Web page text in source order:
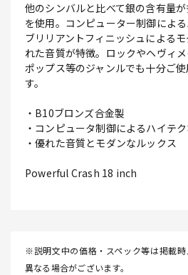
他のシンバルと比べて銀の含有量
を使用。コンピューター制御による
ブリリアントフィニッシュによる
れた音質が特徴。ロックやヘヴィメ
ポップス等のジャンルでも十分ご
す。
・B10ブロンズ合金製
・コンピュータ制御によるハイテ
・優れた音質とモダンなルックス
Powerful Crash 18 inch
※説明文中の価格・スペック等は掲載
異なる場合がございます。